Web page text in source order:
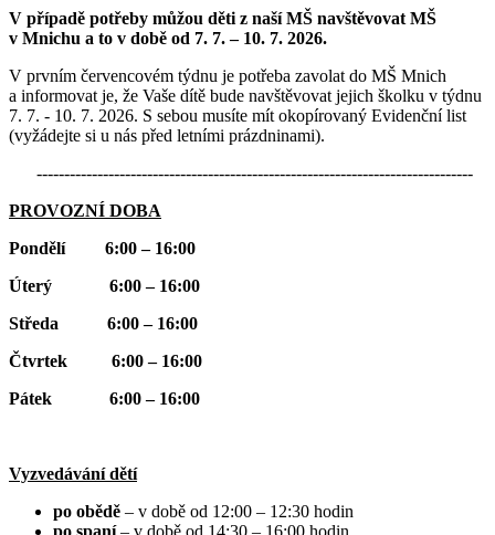
V případě potřeby můžou děti z naší MŠ navštěvovat MŠ
v Mnichu a to v době od 7. 7. – 10. 7. 2026.
V prvním červencovém týdnu je potřeba zavolat do MŠ Mnich
a informovat je, že Vaše dítě bude navštěvovat jejich školku v týdnu
7. 7. - 10. 7. 2026. S sebou musíte mít okopírovaný Evidenční list
(vyžádejte si u nás před letními prázdninami).
-------------------------------------------------------------------------------
PROVOZNÍ DOBA
Pondělí 6:00 – 16:00
Úterý 6:00 – 16:00
Středa 6:00 – 16:00
Čtvrtek 6:00 – 16:00
Pátek 6:00 – 16:00
Vyzvedávání dětí
po obědě – v době od 12:00 – 12:30 hodin
po spaní– v době od 14:30 – 16:00 hodin